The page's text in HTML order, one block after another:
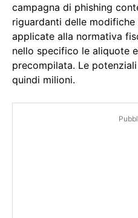
campagna di phishing
riguardanti delle
applicate alla normativa
nello specifico le aliquote
precompilata. Le
quindi milioni.